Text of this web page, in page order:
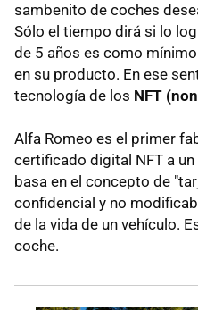
sambenito de coches
Sólo el tiempo dirá si lo
de 5 años es como
en su producto. En ese
tecnología de los NFT
Alfa Romeo es el primer
certificado digital NFT a
basa en el concepto de
confidencial y no
de la vida de un vehículo.
coche.